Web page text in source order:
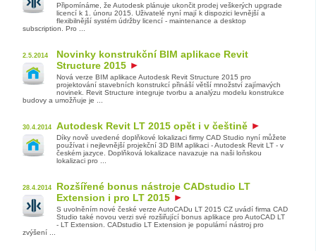
Připomínáme, že Autodesk plánuje ukončit prodej veškerých upgrade
licencí k 1. únoru 2015. Uživatelé nyní mají k dispozici levnější a
flexibilnější systém údržby licencí - maintenance a desktop
subscription. Pro ...
2.5.2014
Novinky konstrukční BIM aplikace Revit
Structure 2015
Nová verze BIM aplikace Autodesk Revit Structure 2015 pro
projektování stavebních konstrukcí přináší větší množství zajímavých
novinek. Revit Structure integruje tvorbu a analýzu modelu konstrukce
budovy a umožňuje je ...
30.4.2014 Autodesk Revit LT 2015 opět i v češtině
Díky nově uvedené doplňkové lokalizaci firmy CAD Studio nyní můžete
používat i nejlevnější projekční 3D BIM aplikaci - Autodesk Revit LT - v
českém jazyce. Doplňková lokalizace navazuje na naši loňskou
lokalizaci pro ...
28.4.2014
Rozšířené bonus nástroje CADstudio LT
Extension i pro LT 2015
S uvolněním nové české verze AutoCADu LT 2015 CZ uvádí firma CAD
Studio také novou verzi své rozšiřující bonus aplikace pro AutoCAD LT
- LT Extension. CADstudio LT Extension je populární nástroj pro
zvýšení ...